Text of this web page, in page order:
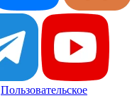
Пользовательское